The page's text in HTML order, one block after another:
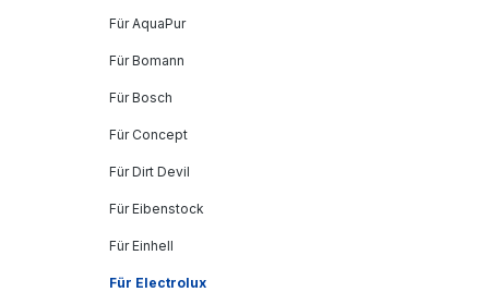
Für AquaPur
Für Bomann
Für Bosch
Für Concept
Für Dirt Devil
Für Eibenstock
Für Einhell
Für Electrolux